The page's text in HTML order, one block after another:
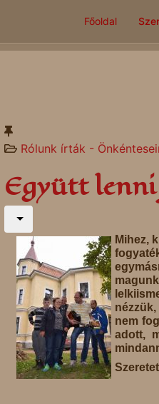
Főoldal
Rólunk írták -
Együtt
Mihez,
nem
adott,